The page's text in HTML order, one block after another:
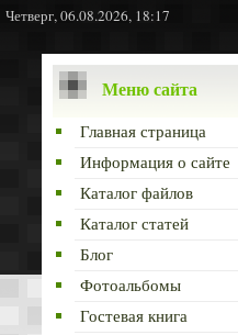
Четверг, 06.08.2026, 18:17
Меню сайта
Главная страница
Информация о сайте
Каталог файлов
Каталог статей
Блог
Фотоальбомы
Гостевая книга